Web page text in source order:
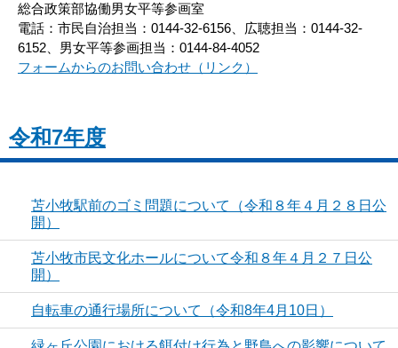
総合政策部協働男女平等参画室
電話：市民自治担当：0144-32-6156、広聴担当：0144-32-
6152、男女平等参画担当：0144-84-4052
フォームからのお問い合わせ（リンク）
令和7年度
苫小牧駅前のゴミ問題について（令和８年４月２８日公
開）
苫小牧市民文化ホールについて令和８年４月２７日公
開）
自転車の通行場所について（令和8年4月10日）